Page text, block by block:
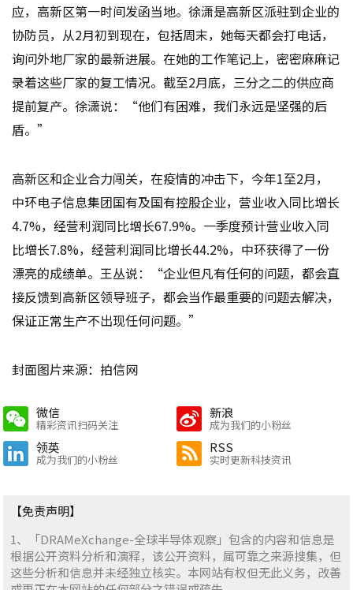
应，高新区第一时间发函当地。徐潇是高新区派驻到企业的
协防员，从2月初到现在，包括周末，她每天都会打电话，
询问外地厂家的最新进展。在她的工作笔记上，密密麻麻记
录着这些厂家的复工情况。截至2月底，三分之二的供应商
提前复产。徐潇说：“他们有困难，我们永远是坚强的后
盾。”
高新区和企业合力闯关，在疫情的冲击下，今年1至2月，
中环电子信息集团国有及国有控股企业，营业收入同比增长
4.7%，经营利润同比增长67.9%。一季度预计营业收入同
比增长7.8%，经营利润同比增长44.2%，中环获得了一份
漂亮的成绩单。王丛说：“企业但凡有任何的问题，都会直
接反馈到高新区领导班子，都会当作最重要的问题去解决，
保证正常生产不出现任何问题。”
封面图片来源：拍信网
微信
精彩资讯扫码关注
新浪
成为我们的小粉丝
领英
成为我们的小粉丝
RSS
实时更新科技资讯
【免责声明】
1、「DRAMeXchange-全球半导体观察」包含的内容和信息是
根据公开资料分析和演释，该公开资料，属可靠之来源搜集，但
这些分析和信息并未经独立核实。本网站有权但无此义务，改善